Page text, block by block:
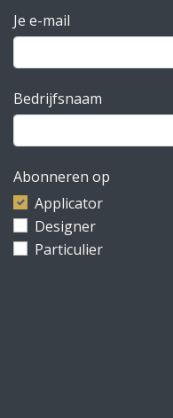
Je e-mail
Bedrijfsnaam
Abonneren op
Applicator
Designer
Particulier